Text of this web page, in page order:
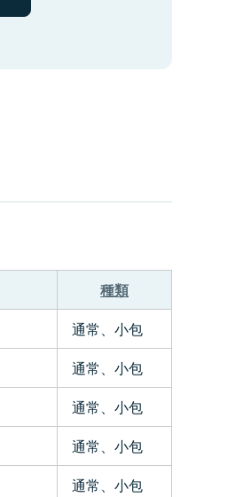
種類
通常、小包
通常、小包
通常、小包
通常、小包
通常、小包